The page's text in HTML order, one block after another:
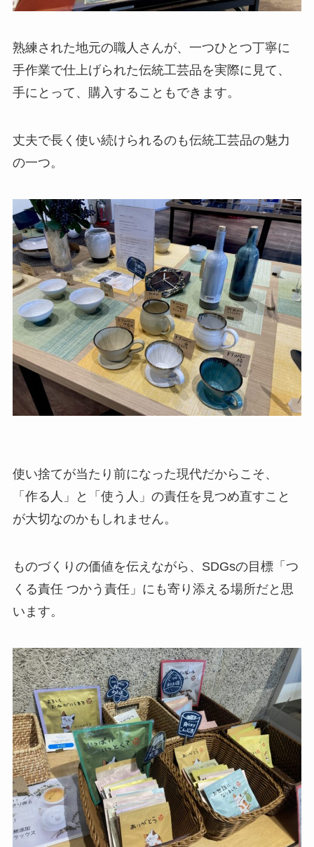
熟練された地元の職人さんが、一つひとつ丁寧に
手作業で仕上げられた伝統工芸品を実際に見て、
手にとって、購入することもできます。
丈夫で長く使い続けられるのも伝統工芸品の魅力
の一つ。
使い捨てが当たり前になった現代だからこそ、
「作る人」と「使う人」の責任を見つめ直すこと
が大切なのかもしれません。
ものづくりの価値を伝えながら、SDGsの目標「つ
くる責任 つかう責任」にも寄り添える場所だと思
います。